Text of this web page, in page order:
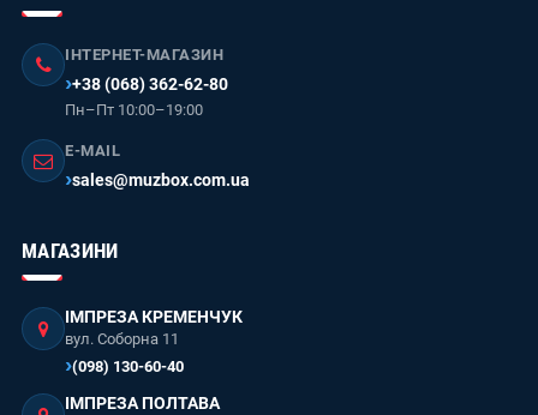
ІНТЕРНЕТ-МАГАЗИН
+38 (068) 362-62-80
Пн–Пт 10:00–19:00
E-MAIL
sales@muzbox.com.ua
МАГАЗИНИ
ІМПРЕЗА КРЕМЕНЧУК
вул. Соборна 11
(098) 130-60-40
ІМПРЕЗА ПОЛТАВА